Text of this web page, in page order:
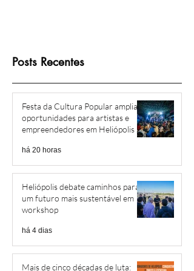
Posts Recentes
Festa da Cultura Popular amplia
oportunidades para artistas e
empreendedores em Heliópolis e
há 20 horas
Heliópolis debate caminhos para
um futuro mais sustentável em
workshop
há 4 dias
Mais de cinco décadas de luta: